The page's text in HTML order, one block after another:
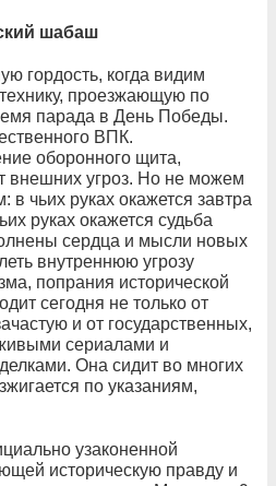
шабаш
гордость, когда видим
проезжающую по
парада в День Победы.
ВПК.
оборонного щита,
внешних угроз. Но не можем
в чьих руках окажется завтра
руках окажется судьба
сердца и мысли новых
внутреннюю угрозу
попрания исторической
сегодня не только от
и от государственных,
сериалами и
Она сидит во многих
по указаниям,
узаконенной
историческую правду и